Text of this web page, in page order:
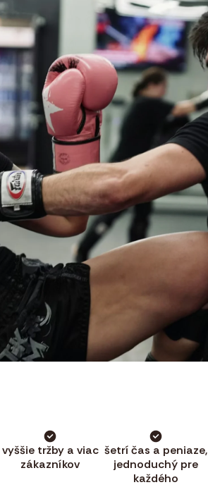
vyššie tržby a viac
zákazníkov
šetrí čas a peniaze,
jednoduchý pre
každého